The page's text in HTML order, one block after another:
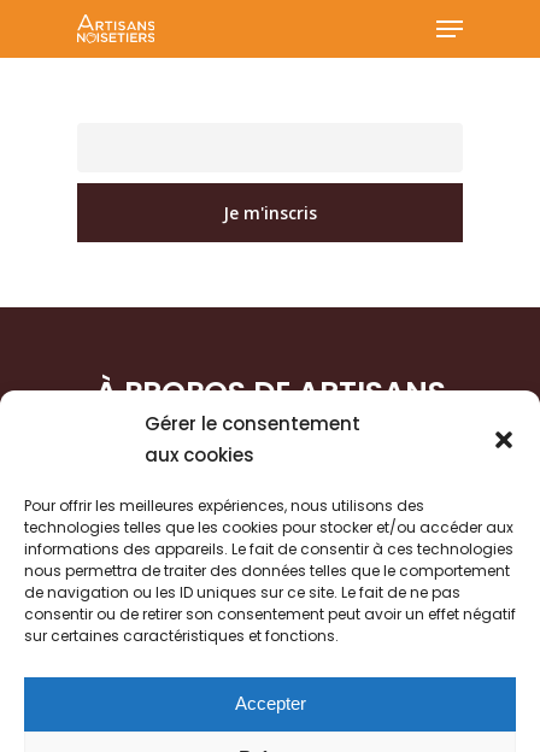
Gérer le consentement
aux cookies
Pour offrir les meilleures expériences, nous utilisons des
technologies telles que les cookies pour stocker et/ou accéder aux
informations des appareils. Le fait de consentir à ces technologies
nous permettra de traiter des données telles que le comportement
de navigation ou les ID uniques sur ce site. Le fait de ne pas
consentir ou de retirer son consentement peut avoir un effet négatif
sur certaines caractéristiques et fonctions.
Accepter
Menu
À PROPOS DE ARTISANS
NOISETIERS
Artisans noisetiers
Nos produits
Recettes
Points de vente
Contact